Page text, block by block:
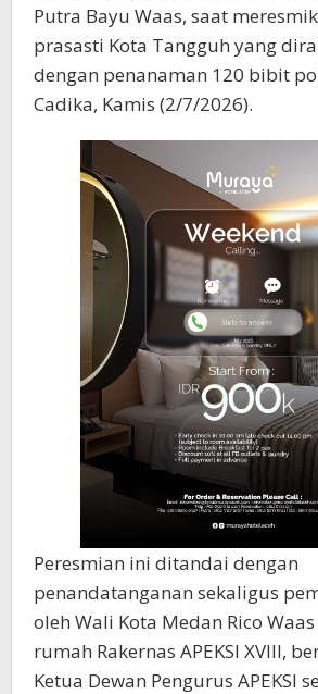
Putra Bayu Waas, saat
prasasti Kota Tangguh yang
dengan penanaman 120 bibit
Cadika, Kamis (2/7/2026).
Peresmian ini ditandai dengan
penandatanganan sekaligus
oleh Wali Kota Medan Rico
rumah Rakernas APEKSI XVIII,
Ketua Dewan Pengurus APEKSI